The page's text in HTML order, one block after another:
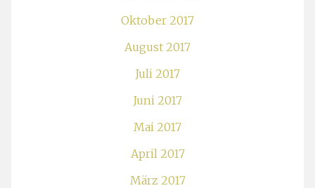
Oktober 2017
August 2017
Juli 2017
Juni 2017
Mai 2017
April 2017
März 2017